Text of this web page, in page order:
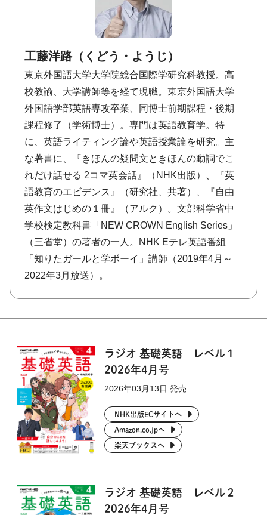
工藤洋路（くどう・ようじ）
東京外国語大学大学院総合国際学研究科教授。高
校教諭、大学講師等を経て現職。東京外国語大学
外国語学部英語専攻卒業、同博士前期課程・後期
課程修了（学術博士）。専門は英語教育学。特
に、英語ライティング論や英語授業論を研究。主
な著書に、『きほんの疑問文ときほんの動詞でこ
れだけ話せる 2コマ英会話』（NHK出版）、『英
語教育のエビデンス』（研究社、共著）、『自由
英作文はじめの１冊』（アルク）。文部科学省中
学校検定教科書「NEW CROWN English Series」
（三省堂）の著者の一人。NHK Eテレ英語番組
「知りたガールと学ボーイ」講師（2019年4月～
2022年3月放送）。
ラジオ 基礎英語 レベル１
2026年4月号
2026年03月13日 発売
NHK出版ECサイトへ
Amazon.co.jpへ
楽天ブックスへ
ラジオ 基礎英語 レベル２
2026年4月号